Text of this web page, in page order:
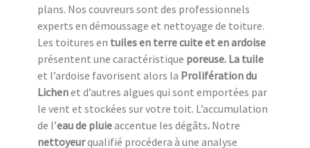
plans. Nos couvreurs sont des professionnels
experts en démoussage et nettoyage de toiture.
Les toitures en tuiles en terre cuite et en ardoise
présentent une caractéristique poreuse. La tuile
et l’ardoise favorisent alors la Prolifération du
Lichenet d’autres algues qui sont emportées par
le vent et stockées sur votre toit. L’accumulation
de l’eau de pluieaccentue les dégâts. Notre
nettoyeurqualifié procédera à une analyse